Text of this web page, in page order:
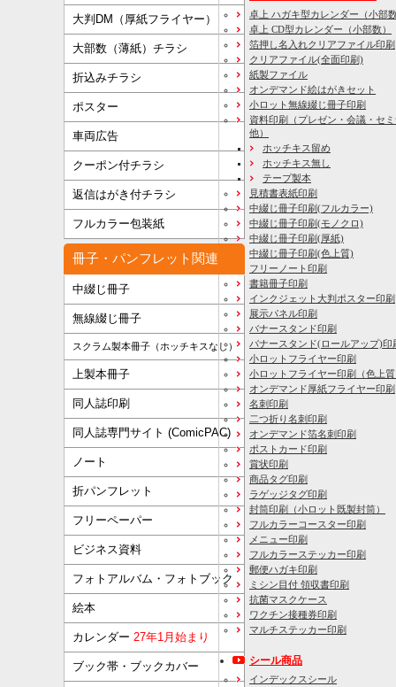
大判DM（厚紙フライヤー）
大部数（薄紙）チラシ
折込みチラシ
ポスター
車両広告
クーポン付チラシ
返信はがき付チラシ
フルカラー包装紙
冊子・パンフレット関連
中綴じ冊子
無線綴じ冊子
スクラム製本冊子（ホッチキスなし）
上製本冊子
同人誌印刷
同人誌専門サイト (ComicPAC)
ノート
折パンフレット
フリーペーパー
ビジネス資料
フォトアルバム・フォトブック
絵本
カレンダー 27年1月始まり
ブック帯・ブックカバー
卓上 ハガキ型カレンダー（小部
卓上 CD型カレンダー（小部数）
箔押し名入れクリアファイル印刷
クリアファイル(全面印刷)
紙製ファイル
オンデマンド絵はがきセット
小ロット無線綴じ冊子印刷
資料印刷
（プレゼン・会議・セ
他）
ホッチキス留め
ホッチキス無し
テープ製本
見積書表紙印刷
中綴じ冊子印刷(フルカラー)
中綴じ冊子印刷(モノクロ)
中綴じ冊子印刷(厚紙)
中綴じ冊子印刷(色上質)
フリーノート印刷
書籍冊子印刷
インクジェット大判ポスター印刷
展示パネル印刷
バナースタンド印刷
バナースタンド(ロールアップ)印
小ロットフライヤー印刷
小ロットフライヤー印刷（色上
オンデマンド厚紙フライヤー印刷
名刺印刷
二つ折り名刺印刷
オンデマンド箔名刺印刷
ポストカード印刷
賞状印刷
商品タグ印刷
ラゲッジタグ印刷
封筒印刷
（小ロット既製封筒）
フルカラーコースター印刷
メニュー印刷
フルカラーステッカー印刷
郵便ハガキ印刷
ミシン目付 領収書印刷
抗菌マスクケース
ワクチン接種券印刷
マルチステッカー印刷
シール商品
インデックスシール